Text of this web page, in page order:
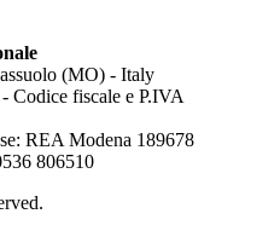
(MO) - Italy
Codice fiscale e P.IVA
REA Modena 189678
806510